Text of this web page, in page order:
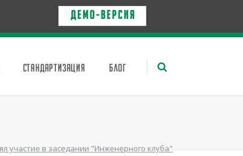
Д Е М О - в е р с и я
СТАНДАРТИЗАЦИЯ БЛОГ
участие в заседании "Инженерного клуба"